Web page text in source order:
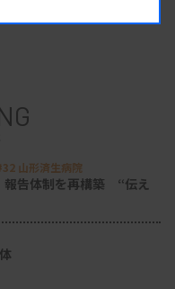
山形済生病院
報告体制を再構築 “伝え